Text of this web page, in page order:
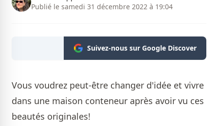
Publié le samedi 31 décembre 2022 à 19:04
Suivez-nous sur Google Discover
Vous voudrez peut-être changer d'idée et vivre
dans une maison conteneur après avoir vu ces
beautés originales!